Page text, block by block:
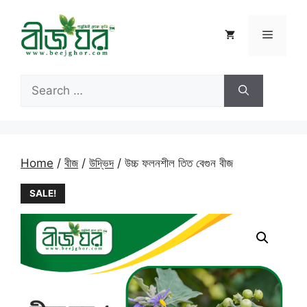
content
Menu
for:
Home / বীজ/ উদ্ভিদ/ উচ্চ ফলনশীল তিত বেগুন বীজ
SALE!